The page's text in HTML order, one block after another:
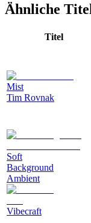
Ähnliche
Titel
Mist
Tim Rovnak
Soft
Background
Ambient
Vibecraft